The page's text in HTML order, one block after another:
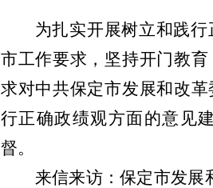
为扎实开展树立和践
市工作要求， 坚持开门教育
求对中共保定市发展和改
行正确政绩观方面的意见
督。
来信来访：保定市发展